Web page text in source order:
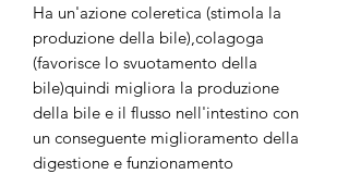
Ha un'azione coleretica (stimola la
produzione della bile),colagoga
(favorisce lo svuotamento della
bile)quindi migliora la produzione
della bile e il flusso nell'intestino con
un conseguente miglioramento della
digestione e funzionamento